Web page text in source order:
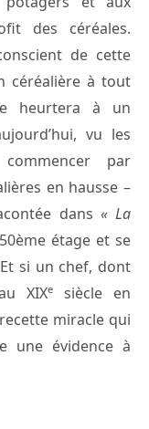
des céréales.
de cette
céréalière à tout
heurtera à un
vu les
par
en hausse –
dans « La
étage et se
si un chef, dont
XIXe
siècle en
miracle qui
une évidence à